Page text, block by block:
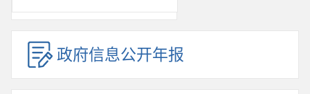
政府信息公开年报